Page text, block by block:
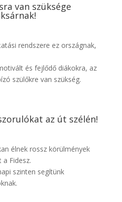
van szüksége
rendszere ez országnak,
és fejlődő diákokra, az
szülőkre van szükség.
az út szélén!
élnek rossz körülmények
Fidesz.
szinten segítünk